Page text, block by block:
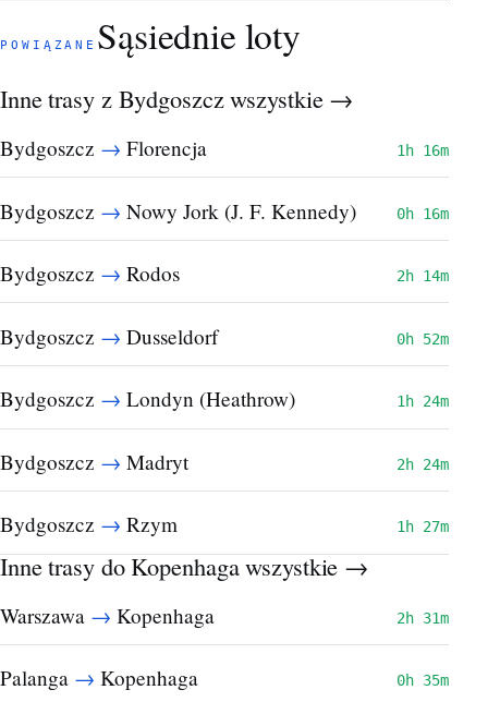
POWIĄZANE Sąsiednie loty
Inne trasy z Bydgoszczwszystkie →
Bydgoszcz → Florencja 1h 16m
Bydgoszcz → Nowy Jork (J. F. Kennedy) 0h 16m
Bydgoszcz → Rodos 2h 14m
Bydgoszcz → Dusseldorf 0h 52m
Bydgoszcz → Londyn (Heathrow) 1h 24m
Bydgoszcz → Madryt 2h 24m
Bydgoszcz → Rzym 1h 27m
Inne trasy do Kopenhagawszystkie →
Warszawa → Kopenhaga 2h 31m
Palanga → Kopenhaga 0h 35m